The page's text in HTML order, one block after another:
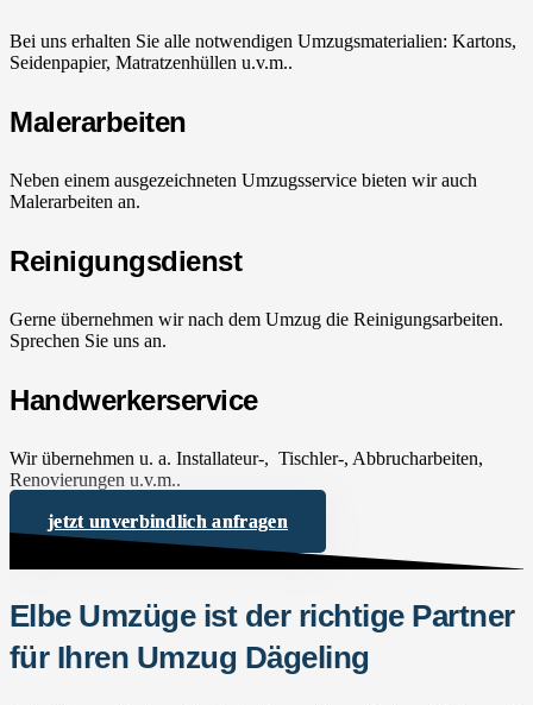
Bei uns erhalten Sie alle notwendigen Umzugsmaterialien: Kartons,
Seidenpapier, Matratzenhüllen u.v.m..
Malerarbeiten
Neben einem ausgezeichneten Umzugsservice bieten wir auch
Malerarbeiten an.
Reinigungsdienst
Gerne übernehmen wir nach dem Umzug die Reinigungsarbeiten.
Sprechen Sie uns an.
Handwerkerservice
Wir übernehmen u. a. Installateur-, Tischler-, Abbrucharbeiten,
Renovierungen u.v.m..
jetzt unverbindlich anfragen
Elbe Umzüge ist der richtige Partner
für Ihren Umzug Dägeling